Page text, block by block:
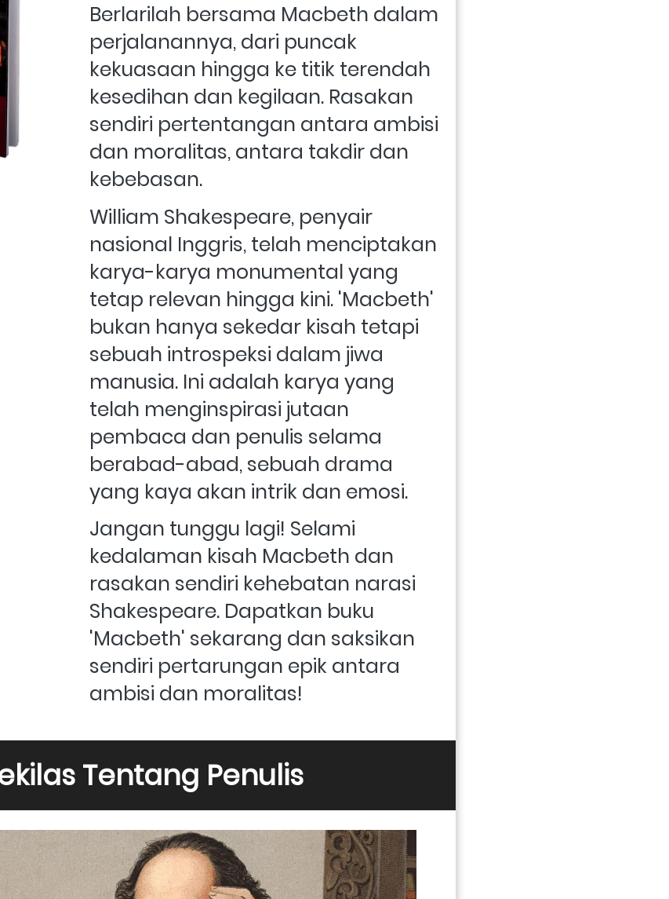
Berlarilah bersama Macbeth dalam
perjalanannya, dari puncak
kekuasaan hingga ke titik terendah
kesedihan dan kegilaan. Rasakan
sendiri pertentangan antara ambisi
dan moralitas, antara takdir dan
kebebasan.
William Shakespeare, penyair
nasional Inggris, telah menciptakan
karya-karya monumental yang
tetap relevan hingga kini. 'Macbeth'
bukan hanya sekedar kisah tetapi
sebuah introspeksi dalam jiwa
manusia. Ini adalah karya yang
telah menginspirasi jutaan
pembaca dan penulis selama
berabad-abad, sebuah drama
yang kaya akan intrik dan emosi.
Jangan tunggu lagi! Selami
kedalaman kisah Macbeth dan
rasakan sendiri kehebatan narasi
Shakespeare. Dapatkan buku
'Macbeth' sekarang dan saksikan
sendiri pertarungan epik antara
ambisi dan moralitas!
Tentang Penulis